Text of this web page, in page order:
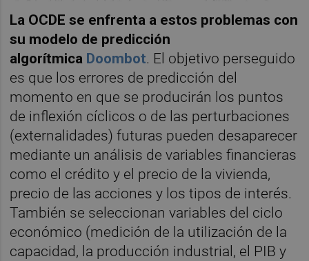
La OCDE se enfrenta a estos problemas con
su modelo de predicción
algorítmica Doombot. El objetivo perseguido
es que los errores de predicción del
momento en que se producirán los puntos
de inflexión cíclicos o de las perturbaciones
(externalidades) futuras pueden desaparecer
mediante un análisis de variables financieras
como el crédito y el precio de la vivienda,
precio de las acciones y los tipos de interés.
También se seleccionan variables del ciclo
económico (medición de la utilización de la
capacidad, la producción industrial, el PIB y